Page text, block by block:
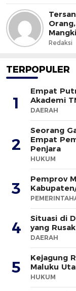
Redaksi
TERPOPULER
1
Empat
Akademi
DAERAH
2
Seorang
Empat
Penjara
HUKUM
3
Pemprov
4
Situasi di
yang
DAERAH
5
Kejagung
Maluku
HUKUM